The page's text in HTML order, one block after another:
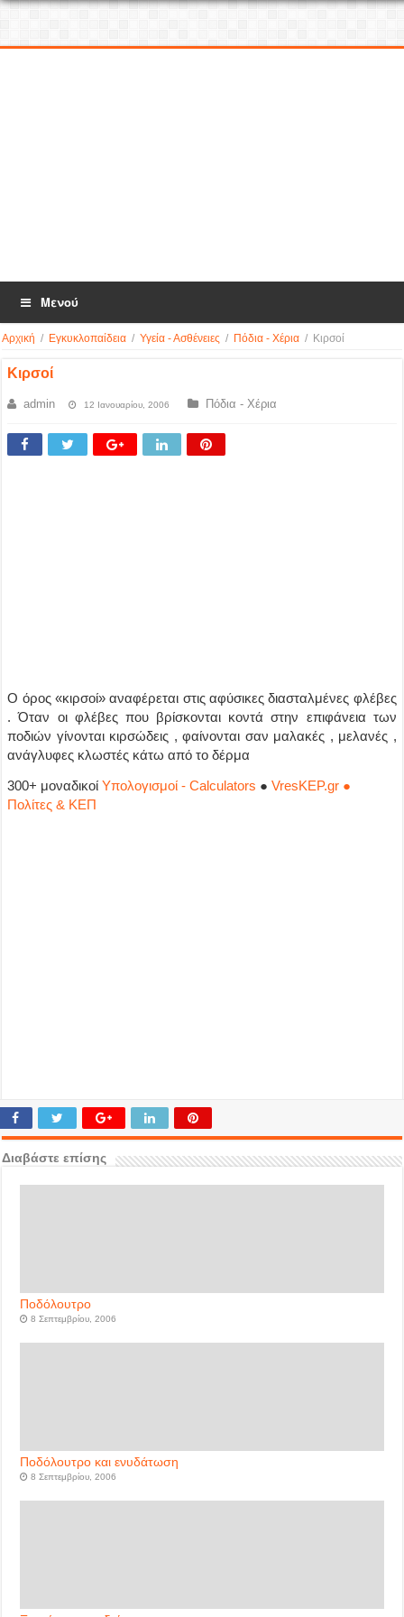
Μενού
Αρχική / Εγκυκλοπαίδεια / Υγεία - Ασθένειες / Πόδια - Χέρια / Κιρσοί
Κιρσοί
admin 12 Ιανουαρίου, 2006 Πόδια - Χέρια
Ο όρος «κιρσοί» αναφέρεται στις αφύσικες διασταλμένες φλέβες
. Όταν οι φλέβες που βρίσκονται κοντά στην επιφάνεια των
ποδιών γίνονται κιρσώδεις , φαίνονται σαν μαλακές , μελανές ,
ανάγλυφες κλωστές κάτω από το δέρμα
300+ μοναδικοίΥπολογισμοί - Calculators ●VresKEP.gr ●
Πολίτες & ΚΕΠ
Διαβάστε επίσης
Ποδόλουτρο
8 Σεπτεμβρίου, 2006
Ποδόλουτρο και ενυδάτωση
8 Σεπτεμβρίου, 2006